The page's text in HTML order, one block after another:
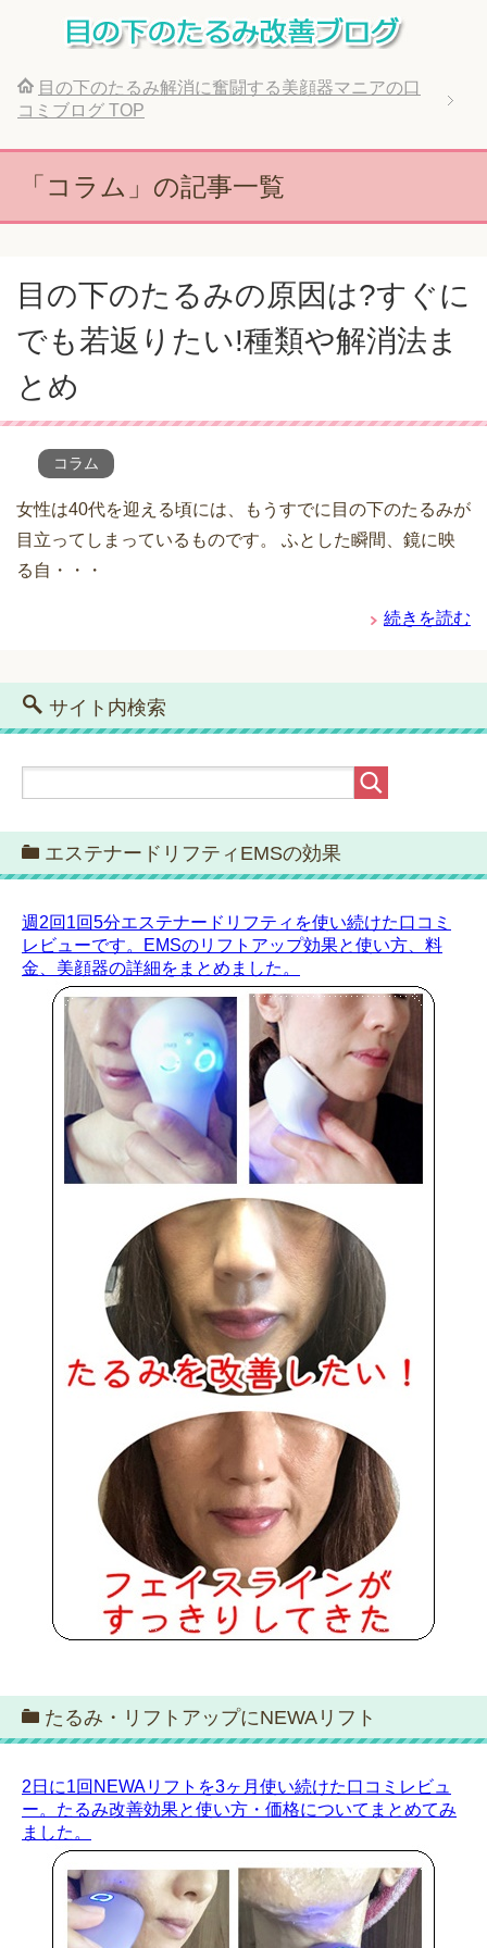
目の下のたるみ解消に奮闘する美顔器マニアの口
コミブログ TOP
「コラム」の記事一覧
目の下のたるみの原因は?すぐに
でも若返りたい!種類や解消法ま
とめ
コラム
女性は40代を迎える頃には、もうすでに目の下のたるみが
目立ってしまっているものです。 ふとした瞬間、鏡に映
る自・・・
続きを読む
サイト内検索
エステナードリフティEMSの効果
週2回1回5分エステナードリフティを使い続けた口コミ
レビューです。EMSのリフトアップ効果と使い方、料
金、美顔器の詳細をまとめました。
たるみ・リフトアップにNEWAリフト
2日に1回NEWAリフトを3ヶ月使い続けた口コミレビュ
ー。たるみ改善効果と使い方・価格についてまとめてみ
ました。